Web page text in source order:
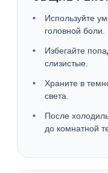
Используйте
головной боли.
Избегайте
слизистые.
Храните в
света.
После
до комнатной